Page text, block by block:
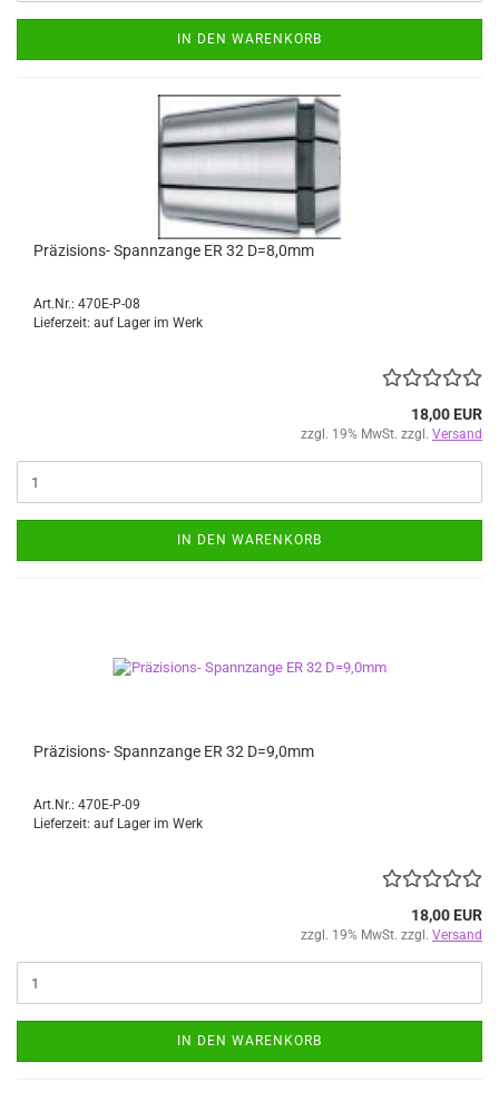
IN DEN WARENKORB
Präzisions- Spannzange ER 32 D=8,0mm
Art.Nr.: 470E-P-08
Lieferzeit: auf Lager im Werk
18,00 EUR
zzgl. 19% MwSt. zzgl. Versand
IN DEN WARENKORB
Präzisions- Spannzange ER 32 D=9,0mm
Art.Nr.: 470E-P-09
Lieferzeit: auf Lager im Werk
18,00 EUR
zzgl. 19% MwSt. zzgl. Versand
IN DEN WARENKORB